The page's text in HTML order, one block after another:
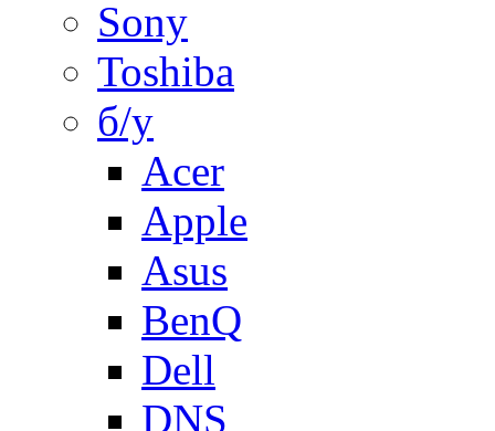
Sony
Toshiba
б/у
Acer
Apple
Asus
BenQ
Dell
DNS